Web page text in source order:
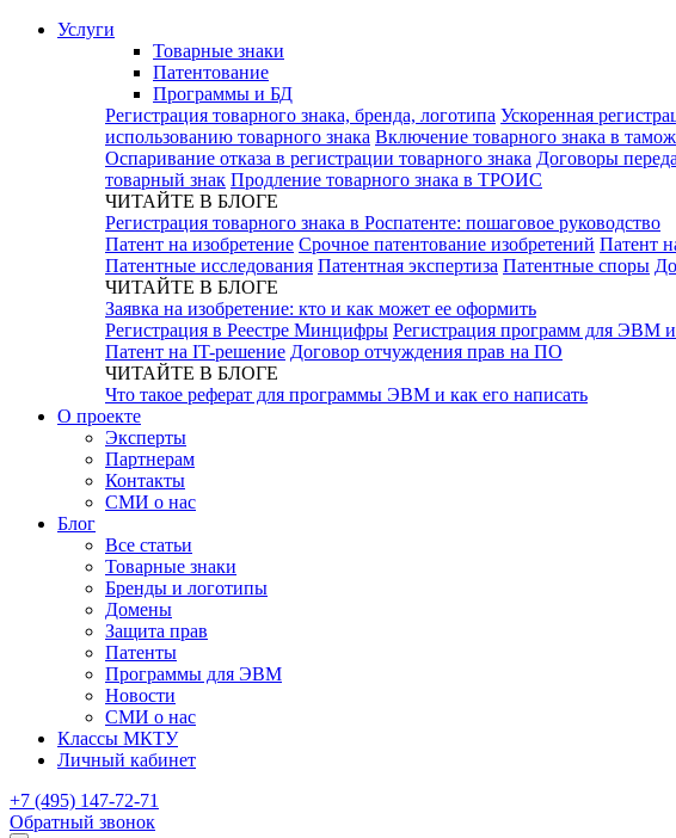
Услуги
Товарные знаки
Патентование
Программы и БД
Регистрация товарного знака, бренда, логотипа Ускоренная
использованию товарного знака Включение товарного знака в
Оспаривание отказа в регистрации товарного знака Договоры
товарный знак Продление товарного знака в ТРОИС
ЧИТАЙТЕ В БЛОГЕ
Регистрация товарного знака в Роспатенте: пошаговое руководство
Патент на изобретение Срочное патентование изобретений Патент
Патентные исследования Патентная экспертиза Патентные споры
ЧИТАЙТЕ В БЛОГЕ
Заявка на изобретение: кто и как может ее оформить
Регистрация в Реестре Минцифры Регистрация программ для ЭВМ
Патент на IT-решение Договор отчуждения прав на ПО
ЧИТАЙТЕ В БЛОГЕ
Что такое реферат для программы ЭВМ и как его написать
О проекте
Эксперты
Партнерам
Контакты
СМИ о нас
Блог
Все статьи
Товарные знаки
Бренды и логотипы
Домены
Защита прав
Патенты
Программы для ЭВМ
Новости
СМИ о нас
Классы МКТУ
Личный кабинет
+7 (495) 147-72-71
Обратный звонок